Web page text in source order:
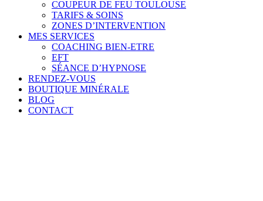
COUPEUR DE FEU TOULOUSE
TARIFS & SOINS
ZONES D’INTERVENTION
MES SERVICES
COACHING BIEN-ETRE
EFT
SÉANCE D’HYPNOSE
RENDEZ-VOUS
BOUTIQUE MINÉRALE
BLOG
CONTACT